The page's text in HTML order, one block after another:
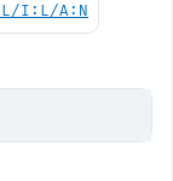
I:L/A:N